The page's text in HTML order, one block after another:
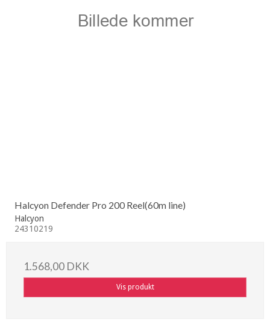
Halcyon Defender Pro 200 Reel(60m line)
Halcyon
24310219
1.568,00 DKK
Vis produkt